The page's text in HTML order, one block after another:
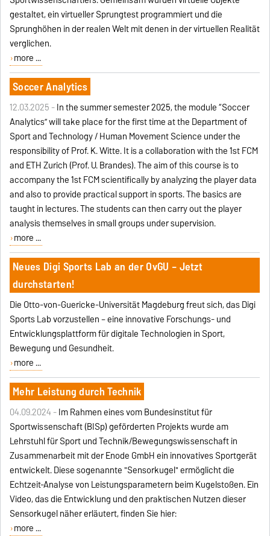
gestaltet, ein virtueller Sprungtest programmiert und die
Sprunghöhen in der realen Welt mit denen in der virtuellen Realität
verglichen.
more ...
Soccer Analytics
12.03.2025 -In the summer semester 2025, the module “Soccer
Analytics” will take place for the first time at the Department of
Sport and Technology / Human Movement Science under the
responsibility of Prof. K. Witte. It is a collaboration with the 1st FCM
and ETH Zurich (Prof. U. Brandes). The aim of this course is to
accompany the 1st FCM scientifically by analyzing the player data
and also to provide practical support in sports. The basics are
taught in lectures. The students can then carry out the player
analysis themselves in small groups under supervision.
more ...
Neues Digi Sports Lab an der OvGU – Jetzt
durchstarten!
Die Otto-von-Guericke-Universität Magdeburg freut sich, das Digi
Sports Lab vorzustellen – eine innovative Forschungs- und
Entwicklungsplattform für digitale Technologien in Sport,
Bewegung und Gesundheit.
more ...
Mehr Leistung durch Technik
04.09.2024 -Im Rahmen eines vom Bundesinstitut für
Sportwissenschaft (BISp) geförderten Projekts wurde am
Lehrstuhl für Sport und Technik/Bewegungswissenschaft in
Zusammenarbeit mit der Enode GmbH ein innovatives Sportgerät
entwickelt. Diese sogenannte "Sensorkugel" ermöglicht die
Echtzeit-Analyse von Leistungsparametern beim Kugelstoßen. Ein
Video, das die Entwicklung und den praktischen Nutzen dieser
Sensorkugel näher erläutert, finden Sie hier:
more ...